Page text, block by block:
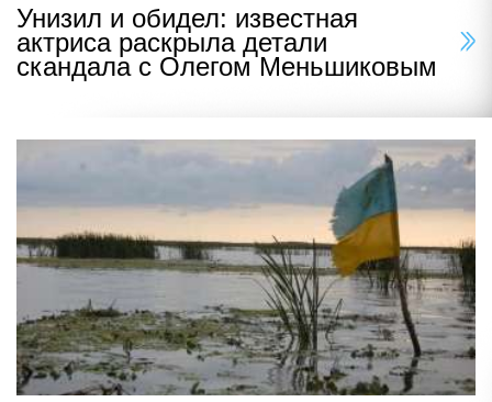
Унизил и обидел: известная
актриса раскрыла детали
скандала с Олегом Меньшиковым